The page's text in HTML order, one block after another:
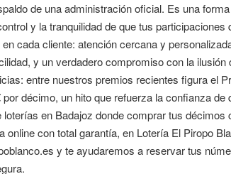
de una administración oficial. Es una
y la tranquilidad de que tus
cada cliente: atención cercana y
y un verdadero compromiso con la
entre nuestros premios recientes figura el
décimo, un hito que refuerza la confianza
en Badajoz donde comprar tus
online con total garantía, en Lotería El Piropo
y te ayudaremos a reservar tus